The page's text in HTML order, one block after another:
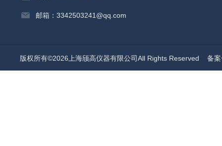
邮箱：3342503241@qq.com
版权所有©2026上海颀高仪器有限公司All Rights Reserved 备